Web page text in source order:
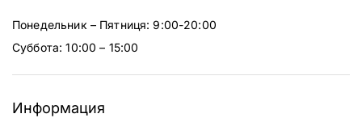
Понедельник – Пятниця: 9:00-20:00
Суббота: 10:00 – 15:00
Информация